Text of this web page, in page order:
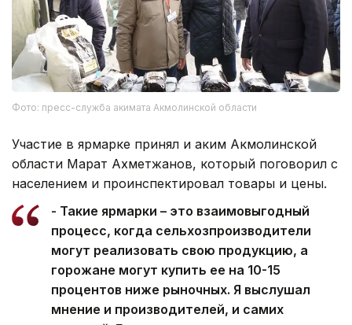
Фото: пресс-служба акимата Акмолинской области
Участие в ярмарке принял и аким Акмолинской
области Марат Ахметжанов, который поговорил с
населением и проинспектировал товары и цены.
- Такие ярмарки – это взаимовыгодный
процесс, когда сельхозпроизводители
могут реализовать свою продукцию, а
горожане могут купить ее на 10-15
процентов ниже рыночных. Я выслушал
мнение и производителей, и самих